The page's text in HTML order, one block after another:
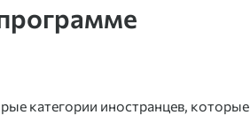
категории иностранцев, которые